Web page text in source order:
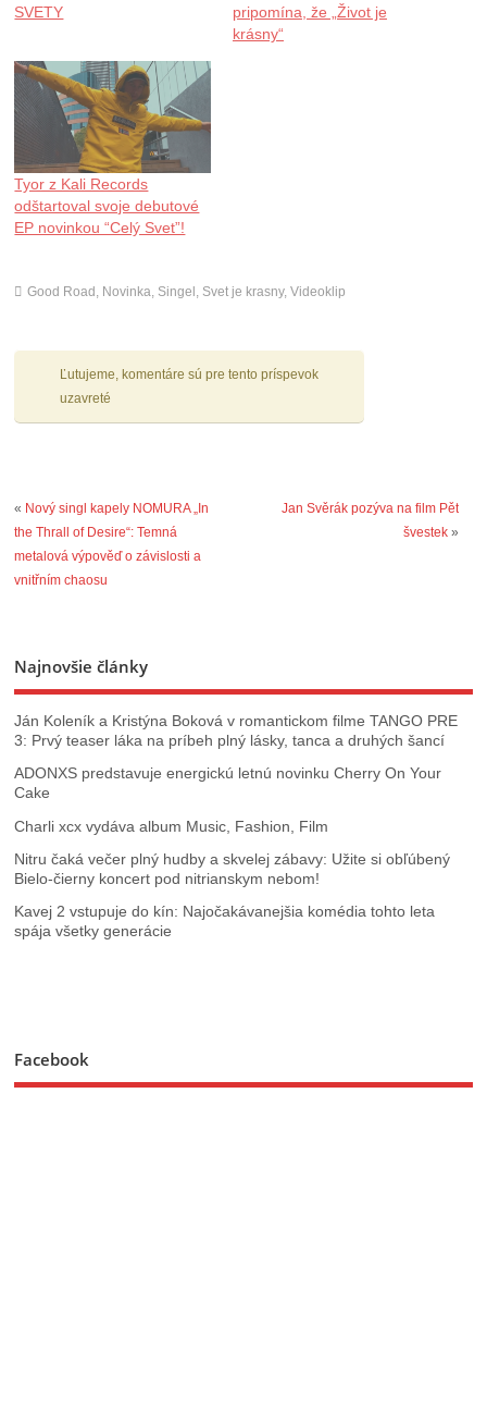
SVETY
pripomína, že „Život je
krásny“
Tyor z Kali Records
odštartoval svoje debutové
EP novinkou “Celý Svet”!
Good Road , Novinka, Singel , Svet je krasny,Videoklip
Ľutujeme, komentáre sú pre tento príspevok
uzavreté
« Nový singl kapely NOMURA „In
the Thrall of Desire“: Temná
metalová výpověď o závislosti a
vnitřním chaosu
Jan Svěrák pozýva na film Pět
švestek»
Najnovšie články
Ján Koleník a Kristýna Boková v romantickom filme TANGO PRE
3: Prvý teaser láka na príbeh plný lásky, tanca a druhých šancí
ADONXS predstavuje energickú letnú novinku Cherry On Your
Cake
Charli xcx vydáva album Music, Fashion, Film
Nitru čaká večer plný hudby a skvelej zábavy: Užite si obľúbený
Bielo-čierny koncert pod nitrianskym nebom!
Kavej 2 vstupuje do kín: Najočakávanejšia komédia tohto leta
spája všetky generácie
Facebook